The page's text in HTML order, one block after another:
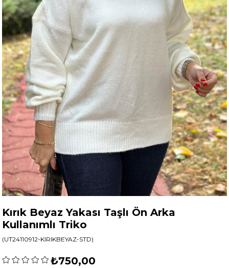
Kırık Beyaz Yakası Taşlı Ön Arka
Kullanımlı Triko
(UT24110912-KIRIKBEYAZ-STD)
₺750,00